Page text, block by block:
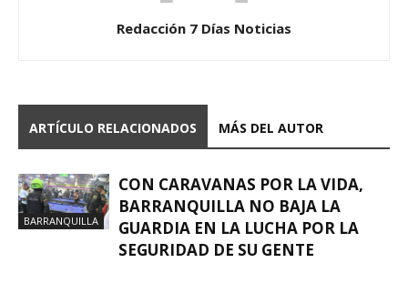
Redacción 7 Días Noticias
ARTÍCULO RELACIONADOS MÁS DEL AUTOR
BARRANQUILLA
CON CARAVANAS POR LA VIDA,
BARRANQUILLA NO BAJA LA
GUARDIA EN LA LUCHA POR LA
SEGURIDAD DE SU GENTE